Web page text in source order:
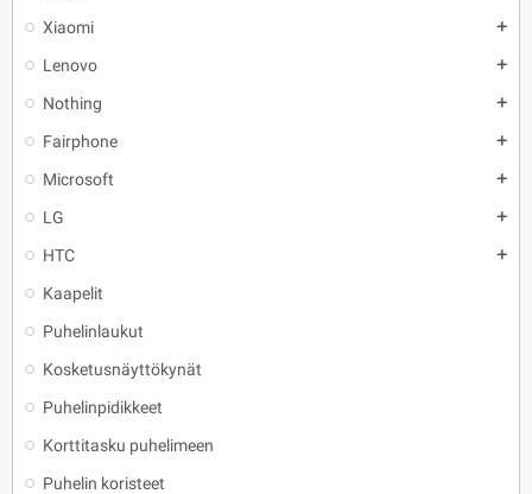
Xiaomi add
Lenovo add
Nothing add
Fairphone add
Microsoft add
LG add
HTC add
Kaapelit
Puhelinlaukut
Kosketusnäyttökynät
Puhelinpidikkeet
Korttitasku puhelimeen
Puhelin koristeet